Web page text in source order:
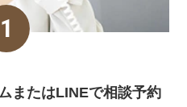
またはLINEで相談予約